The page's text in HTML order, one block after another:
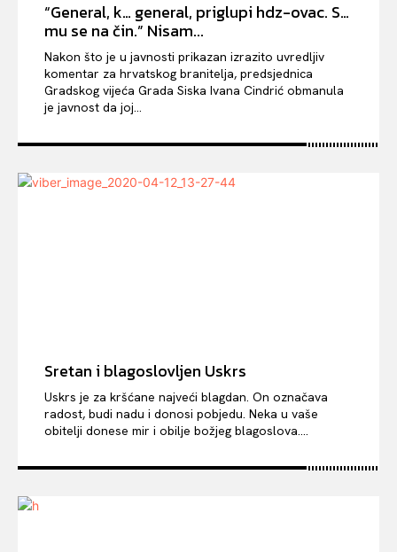
“General, k… general, priglupi hdz-ovac. S…
mu se na čin.” Nisam...
Nakon što je u javnosti prikazan izrazito uvredljiv
komentar za hrvatskog branitelja, predsjednica
Gradskog vijeća Grada Siska Ivana Cindrić obmanula
je javnost da joj...
Sretan i blagoslovljen Uskrs
Uskrs je za kršćane najveći blagdan. On označava
radost, budi nadu i donosi pobjedu. Neka u vaše
obitelji donese mir i obilje božjeg blagoslova....